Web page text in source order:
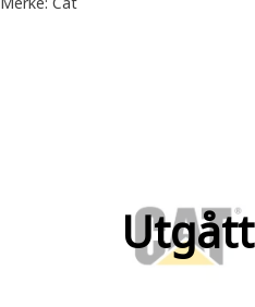
Utgått